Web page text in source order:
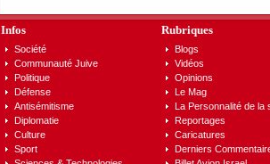
Infos
Société
Communauté Juive
Politique
Défense
Antisémitisme
Diplomatie
Culture
Sport
Rubriques
Blogs
Vidéos
Opinions
Le Mag
La Personnalité de la
Reportages
Caricatures
Derniers